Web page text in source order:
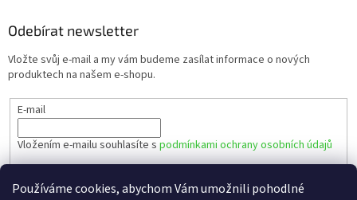
Používáme cookies, abychom Vám umožnili pohodlné
Odebírat newsletter
Vložte svůj e-mail a my vám budeme zasílat informace o nových
produktech na našem e-shopu.
E-mail
Vložením e-mailu souhlasíte s podmínkami ochrany osobních údajů
PŘIHLÁSIT SE